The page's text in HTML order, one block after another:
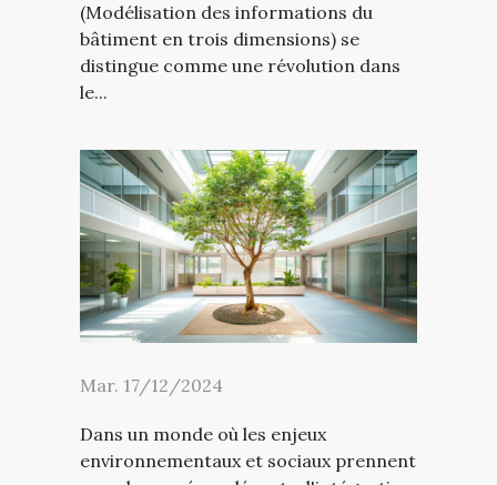
(Modélisation des informations du
bâtiment en trois dimensions) se
distingue comme une révolution dans
le...
Mar. 17/12/2024
Dans un monde où les enjeux
environnementaux et sociaux prennent